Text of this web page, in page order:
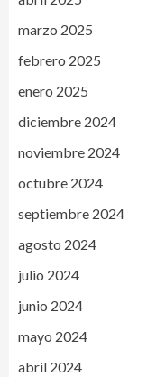
marzo 2025
febrero 2025
enero 2025
diciembre 2024
noviembre 2024
octubre 2024
septiembre 2024
agosto 2024
julio 2024
junio 2024
mayo 2024
abril 2024